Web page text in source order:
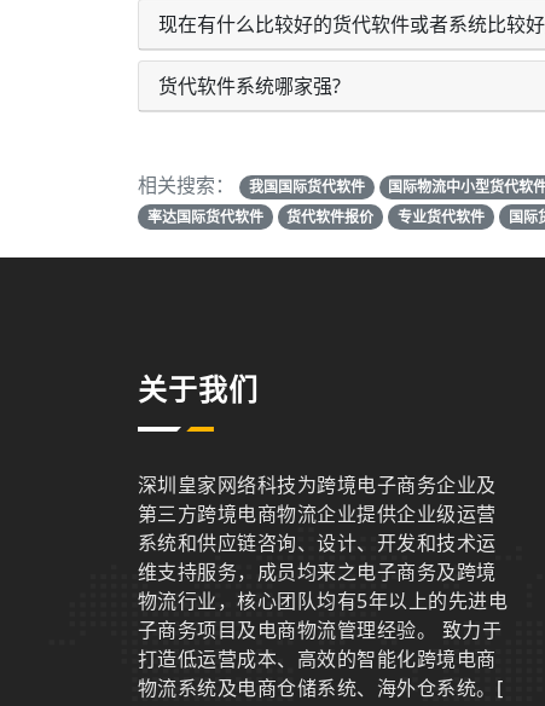
现在有什么比较好的货代软件或者系统比较
货代软件系统哪家强?
相关搜索： 我国国际货代软件 国际物流中小型货代软
率达国际货代软件
货代软件报价 专业货代软件 国际
关于我们
深圳皇家网络科技为跨境电子商务企业及
第三方跨境电商物流企业提供企业级运营
系统和供应链咨询、设计、开发和技术运
维支持服务，成员均来之电子商务及跨境
物流行业，核心团队均有5年以上的先进电
子商务项目及电商物流管理经验。 致力于
打造低运营成本、高效的智能化跨境电商
物流系统及电商仓储系统、海外仓系统。 [